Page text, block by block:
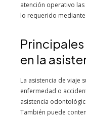
atención operativo
lo requerido
en la
La asistencia de viaje
enfermedad o
asistencia
También puede